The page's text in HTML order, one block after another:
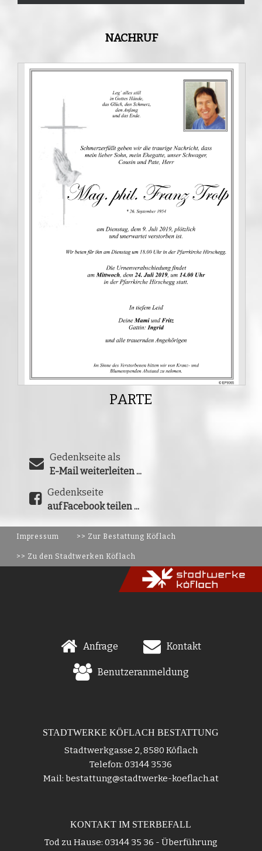
NACHRUF
PARTE
Gedenkseite als
E-Mail weiterleiten ...
Gedenkseite
auf Facebook teilen ...
Impressum >> Zur Bestattung Köflach
>> Zu den Stadtwerken Köflach
Anfrage Kontakt
Benutzeranmeldung
STADTWERKE KÖFLACH BESTATTUNG
Stadtwerkgasse 2, 8580 Köflach
Telefon: 03144 3536
Mail: bestattung@stadtwerke-koeflach.at
KONTAKT IM STERBEFALL
Tod zu Hause: 03144 35 36 - Überführung